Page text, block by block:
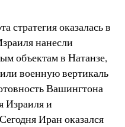
стратегия оказалась в
нанесли
объектам в Натанзе,
военную вертикаль
Вашингтона
Израиля и
Иран оказался